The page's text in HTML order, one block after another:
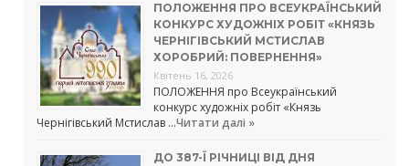
ПОЛОЖЕННЯ ПРО ВСЕУКРАЇНСЬКИЙ
КОНКУРС ХУДОЖНІХ РОБІТ «КНЯЗЬ
ЧЕРНІГІВСЬКИЙ МСТИСЛАВ
ХОРОБРИЙ: ПОВЕРНЕННЯ»
Квітень 16, 2026
ПОЛОЖЕННЯ про Всеукраїнський
конкурс художніх робіт «Князь
Чернігівський Мстислав …Читати далі »
ДО 387-Ї РІЧНИЦІ ВІД ДНЯ